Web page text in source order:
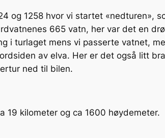
og 1258 hvor vi startet «nedturen»,
665 vatn, her var det en
i turlaget mens vi passerte vatnet,
av elva. Her er det også litt
ned til bilen.
19 kilometer og ca 1600 høydemeter.